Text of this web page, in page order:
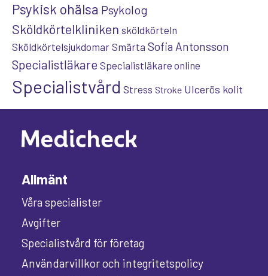
Psykisk ohälsa Psykolog
Sköldkörtelkliniken sköldkörteln
Sköldkörtelsjukdomar Smärta Sofia Antonsson
Specialistläkare Specialistläkare online
Specialistvård Stress Stroke Ulcerös kolit
Allmänt
Våra specialister
Avgifter
Specialistvård för företag
Användarvillkor och integritetspolicy